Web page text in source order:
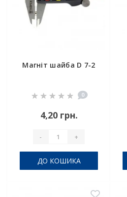
Магніт шайба D 7-2
0
4,20 грн.
- +
ДО КОШИКА